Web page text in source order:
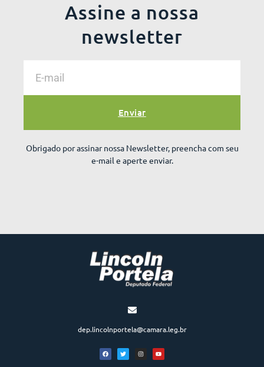
Assine a nossa
newsletter
Enviar
Obrigado por assinar nossa Newsletter, preencha com seu
e-mail e aperte enviar.
dep.lincolnportela@camara.leg.br